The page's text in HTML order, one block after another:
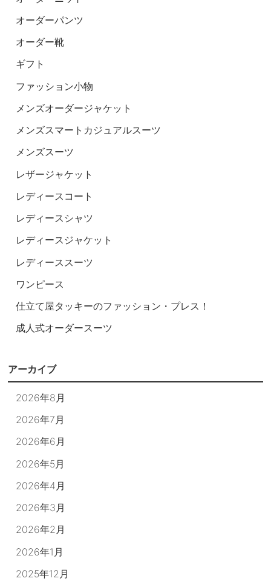
オーダーパンツ
オーダー靴
ギフト
ファッション小物
メンズオーダージャケット
メンズスマートカジュアルスーツ
メンズスーツ
レザージャケット
レディースコート
レディースシャツ
レディースジャケット
レディーススーツ
ワンピース
仕立て屋タッキーのファッション・プレス！
成人式オーダースーツ
アーカイブ
2026年8月
2026年7月
2026年6月
2026年5月
2026年4月
2026年3月
2026年2月
2026年1月
2025年12月